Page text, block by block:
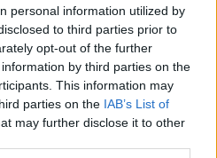
personal information utilized by
to third parties prior to
opt-out of the further
by third parties on the
This information may
parties on the IAB’s List of
may further disclose it to other
η δυνατότητα
και εξ
αυτό επέτρεψε στο
άμεσα στην περίοδο
τη λειτουργία του
που διαθέτει στους
να χαθεί ούτε μια